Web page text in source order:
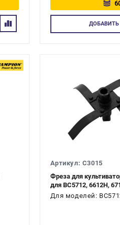
ДОБАВИТЬ
Артикул: C3015
Фреза для
для ВС5712, 6612H,
Для моделей: